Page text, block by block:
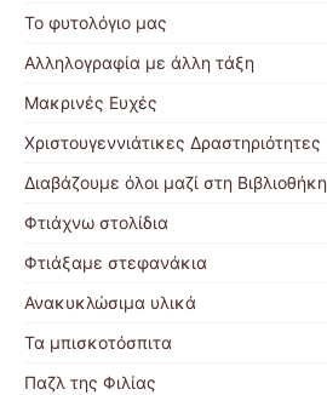
Το φυτολόγιο μας
Αλληλογραφία με άλλη τάξη
Μακρινές Ευχές
Χριστουγεννιάτικες Δραστηριότητες
Διαβάζουμε όλοι μαζί στη Βιβλιοθήκη
Φτιάχνω στολίδια
Φτιάξαμε στεφανάκια
Ανακυκλώσιμα υλικά
Τα μπισκοτόσπιτα
Παζλ της Φιλίας